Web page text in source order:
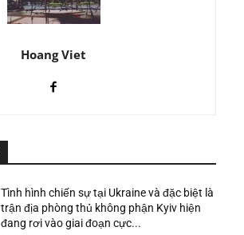
Hoang Viet
Tình hình chiến sự tại Ukraine và đặc biệt là
trận địa phòng thủ không phận Kyiv hiện
đang rơi vào giai đoạn cực...